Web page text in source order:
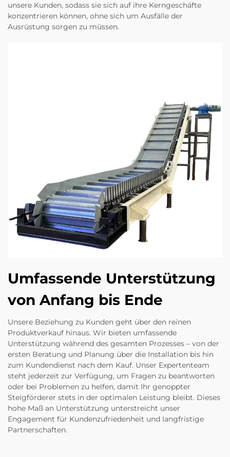
unsere Kunden, sodass sie sich auf ihre Kerngeschäfte
konzentrieren können, ohne sich um Ausfälle der
Ausrüstung sorgen zu müssen.
Umfassende Unterstützung
von Anfang bis Ende
Unsere Beziehung zu Kunden geht über den reinen
Produktverkauf hinaus. Wir bieten umfassende
Unterstützung während des gesamten Prozesses – von der
ersten Beratung und Planung über die Installation bis hin
zum Kundendienst nach dem Kauf. Unser Expertenteam
steht jederzeit zur Verfügung, um Fragen zu beantworten
oder bei Problemen zu helfen, damit Ihr genoppter
Steigförderer stets in der optimalen Leistung bleibt. Dieses
hohe Maß an Unterstützung unterstreicht unser
Engagement für Kundenzufriedenheit und langfristige
Partnerschaften.